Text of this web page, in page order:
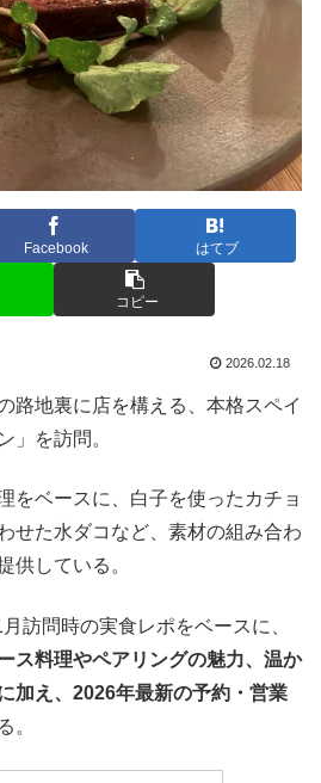
Facebook はてブ
コピー
2026.02.18
路地裏に店を構える、本格スペイ
」を訪問。
をベースに、白子を使ったカチョ
せた水ダコなど、素材の組み合わ
供している。
訪問時の実食レポをベースに、
ス料理やペアリングの魅力、温か
加え、2026年最新の予約・営業
。